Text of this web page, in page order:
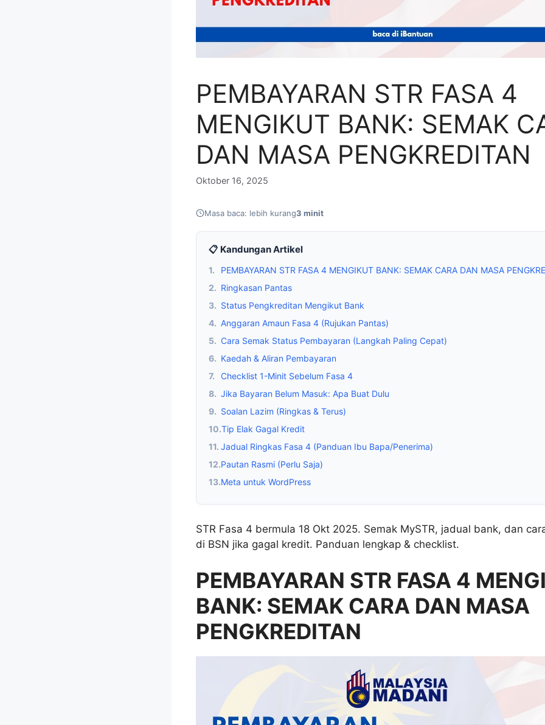
PEMBAYARAN STR FASA 4
MENGIKUT BANK: SEMAK
DAN MASA PENGKREDITAN
Oktober 16, 2025
Masa baca: lebih kurang3 minit
📋 Kandungan Artikel
1.
PEMBAYARAN STR FASA 4 MENGIKUT BANK: SEMAK CARA DAN MASA
2. Ringkasan Pantas
3. Status Pengkreditan Mengikut Bank
4. Anggaran Amaun Fasa 4 (Rujukan Pantas)
5. Cara Semak Status Pembayaran (Langkah Paling Cepat)
6. Kaedah & Aliran Pembayaran
7.
Checklist 1-Minit Sebelum Fasa 4
8. Jika Bayaran Belum Masuk: Apa Buat Dulu
9. Soalan Lazim (Ringkas & Terus)
10.Tip Elak Gagal Kredit
11. Jadual Ringkas Fasa 4 (Panduan Ibu Bapa/Penerima)
12.Pautan Rasmi (Perlu Saja)
13.Meta untuk WordPress
STR Fasa 4 bermula 18 Okt 2025. Semak MySTR, jadual bank, dan
di BSN jika gagal kredit. Panduan lengkap & checklist.
PEMBAYARAN STR FASA 4
BANK: SEMAK CARA DAN MASA
PENGKREDITAN